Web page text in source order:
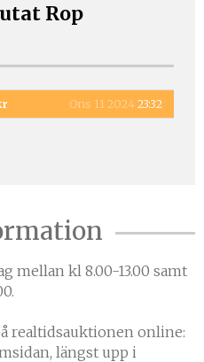
Rop
Ons 11 2024 23:32
mellan kl 8.00-13.00 samt
realtidsauktionen online:
längst upp i